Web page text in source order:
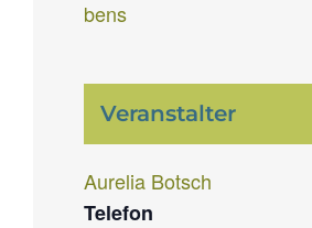
bens
Veranstalter
Aurelia Botsch
Telefon